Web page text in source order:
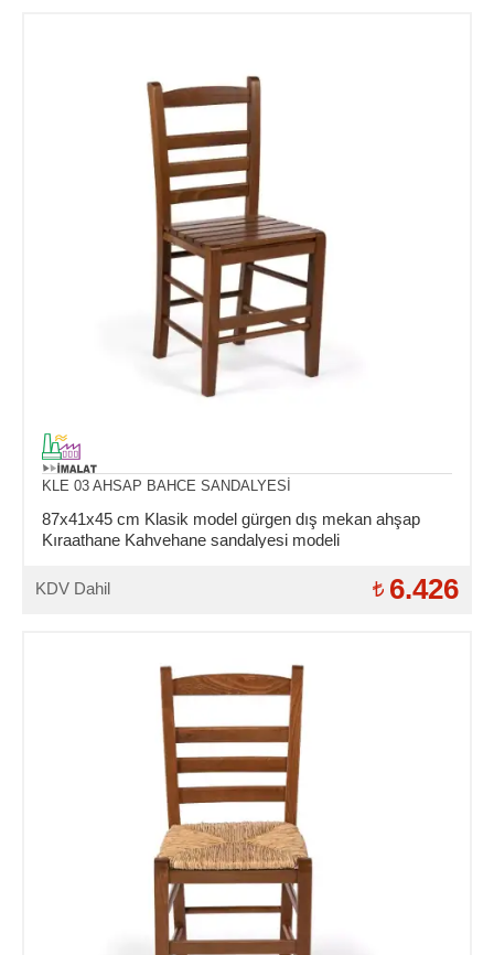
KLE 03 AHSAP BAHCE SANDALYESİ
87x41x45 cm Klasik model gürgen dış mekan ahşap
Kıraathane Kahvehane sandalyesi modeli
KDV Dahil 6.426